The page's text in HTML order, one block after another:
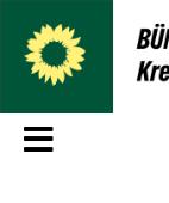
Menü